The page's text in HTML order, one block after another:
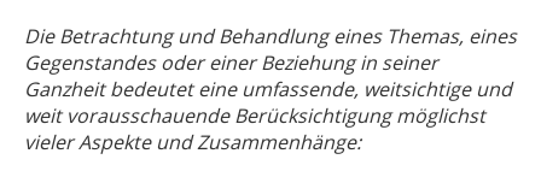
Die Betrachtung und Behandlung eines Themas, eines
Gegenstandes oder einer Beziehung in seiner
Ganzheit bedeutet eine umfassende, weitsichtige und
weit vorausschauende Berücksichtigung möglichst
vieler Aspekte und Zusammenhänge: